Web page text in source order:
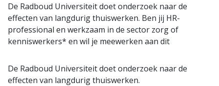
De Radboud Universiteit doet onderzoek naar de
effecten van langdurig thuiswerken. Ben jij HR-
professional en werkzaam in de sector zorg of
kenniswerkers* en wil je meewerken aan dit
De Radboud Universiteit doet onderzoek naar de
effecten van langdurig thuiswerken.